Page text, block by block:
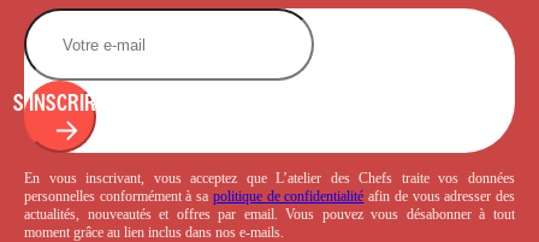
S'INSCRIRE
En vous inscrivant, vous acceptez que L’atelier des Chefs traite vos données
personnelles conformément à sa politique de confidentialité afin de vous adresser des
actualités, nouveautés et offres par email. Vous pouvez vous désabonner à tout
moment grâce au lien inclus dans nos e-mails.